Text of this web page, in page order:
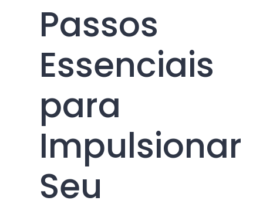
Passos
Essenciais
para
Impulsionar
Seu